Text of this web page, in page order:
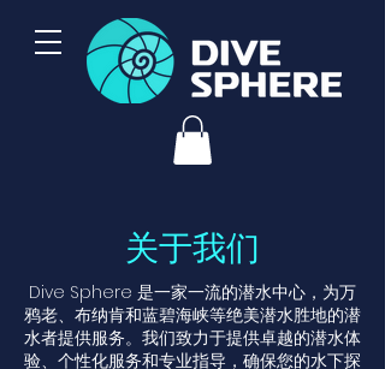
关于我们
Dive Sphere 是一家一流的潜水中心，为万
鸦老、布纳肯和蓝碧海峡等绝美潜水胜地的潜
水者提供服务。我们致力于提供卓越的潜水体
验、个性化服务和专业指导，确保您的水下探